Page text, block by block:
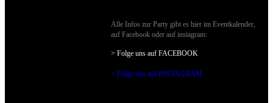
Alle Infos zur Party gibt es hier im Eventkalender,
auf Facebook oder auf instagram:
> Folge uns auf FACEBOOK
> Folge uns auf INSTAGRAM